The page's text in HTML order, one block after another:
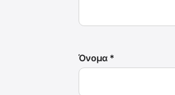
Όνομα *